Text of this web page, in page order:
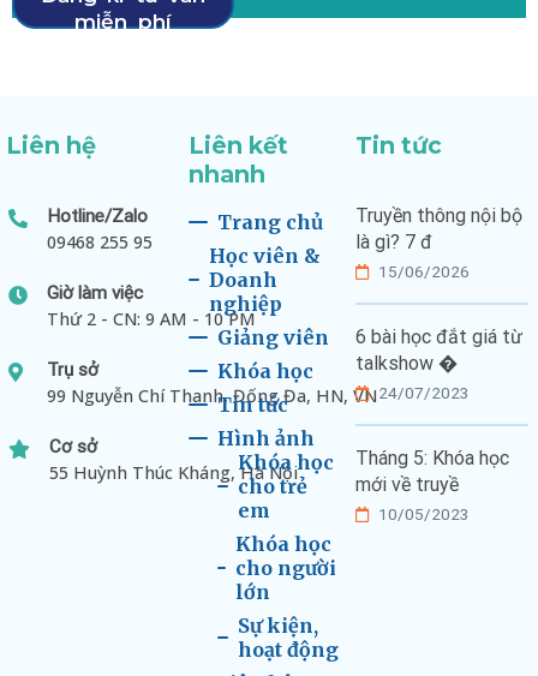
miễn phí
Liên hệ
Hotline/Zalo
09468 255 95
Giờ làm việc
Thứ 2 - CN: 9 AM - 10 PM
Trụ sở
99 Nguyễn Chí Thanh, Đống Đa, HN, VN
Cơ sở
55 Huỳnh Thúc Kháng, Hà Nội
Liên kết
nhanh
Trang chủ
Học viên &
Doanh
nghiệp
Giảng viên
Khóa học
Tin tức
Hình ảnh
Khóa học
cho trẻ
em
Khóa học
cho người
lớn
Sự kiện,
hoạt động
Tin tức
Truyền thông nội bộ
là gì? 7 đ
15/06/2026
6 bài học đắt giá từ
talkshow �
24/07/2023
Tháng 5: Khóa học
mới về truyề
10/05/2023